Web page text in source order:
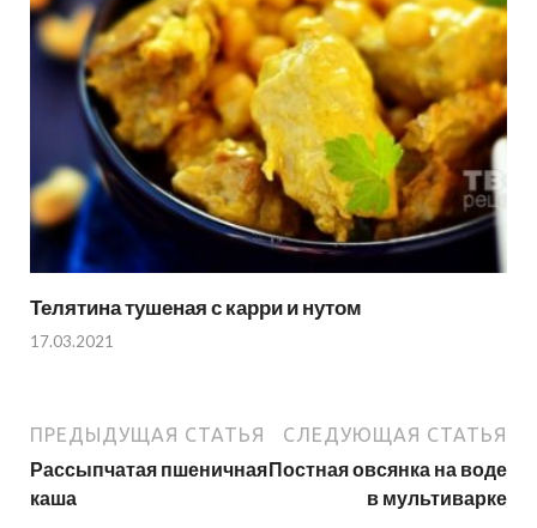
Телятина тушеная с карри и нутом
17.03.2021
ПРЕДЫДУЩАЯ СТАТЬЯ
Рассыпчатая пшеничная
каша
СЛЕДУЮЩАЯ СТАТЬЯ
Постная овсянка на воде
в мультиварке